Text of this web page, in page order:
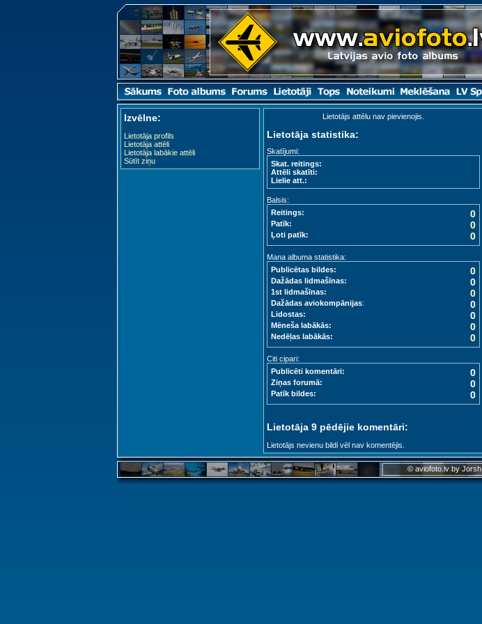
Izvēlne:
Lietotāja profils
Lietotāja attēli
Lietotāja labākie attēli
Sūtīt ziņu
Lietotājs attēlu nav pievienojis.
Lietotāja statistika:
Skatījumi:
Skat. reitings:
Attēli skatīti:
Lielie att.:
Balsis:
Reitings:
0
Patīk: 0
Ļoti patīk: 0
Mana albuma statistika:
Publicētas bildes:
0
Dažādas lidmašīnas: 0
1st lidmašīnas: 0
Dažādas aviokompānijas: 0
Lidostas: 0
Mēneša labākās: 0
Nedēļas labākās: 0
Citi cipari:
Publicēti komentāri:
0
Ziņas forumā: 0
Patīk bildes: 0
Lietotāja 9 pēdējie komentāri:
Lietotājs nevienu bildi vēl nav komentējis.
© aviofoto.lv byJorsh